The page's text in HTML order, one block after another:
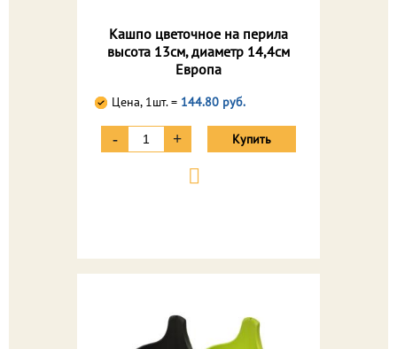
Кашпо цветочное на перила
высота 13см, диаметр 14,4см
Европа
Цена, 1шт. = 144.80 руб.
- + Купить